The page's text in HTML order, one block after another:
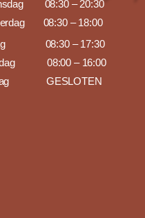
08:30– 20:30
08:30– 18:00
08:30– 17:30
08:00 – 16:00
GESLOTEN